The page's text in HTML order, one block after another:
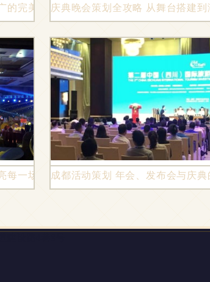
的完美融合庆典晚会策划全攻略 从舞台搭建
每一场庆典盛宴成都活动策划 年会、发布会与庆典